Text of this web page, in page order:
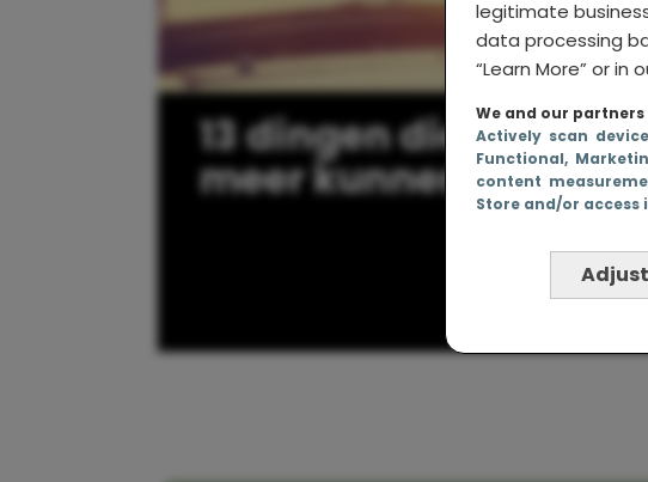
legitimate
data processing
“Learn More” or in
We and our
Actively scan
Functional,
content
Store and/or
13 dingen die me
meer kunnen schelen